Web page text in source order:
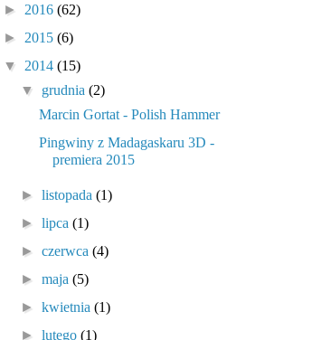
► 2016 (62)
► 2015 (6)
▼ 2014 (15)
▼ grudnia(2)
Marcin Gortat - Polish Hammer
Pingwiny z Madagaskaru 3D -
premiera 2015
►listopada(1)
►lipca(1)
►czerwca(4)
►maja(5)
►kwietnia(1)
►lutego(1)